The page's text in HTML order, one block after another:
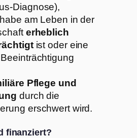
Diagnose),
am Leben in der
erheblich
ist oder eine
Pflege und
durch die
erschwert wird.
finanziert?